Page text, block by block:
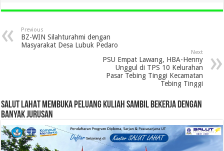
Previous
BZ-WIN Silahturahmi dengan
Masyarakat Desa Lubuk Pedaro
Next
PSU Empat Lawang, HBA-Henny
Unggul di TPS 10 Kelurahan
Pasar Tebing Tinggi Kecamatan
Tebing Tinggi
SALUT LAHAT MEMBUKA PELUANG KULIAH SAMBIL BEKERJA DENGAN
BANYAK JURUSAN